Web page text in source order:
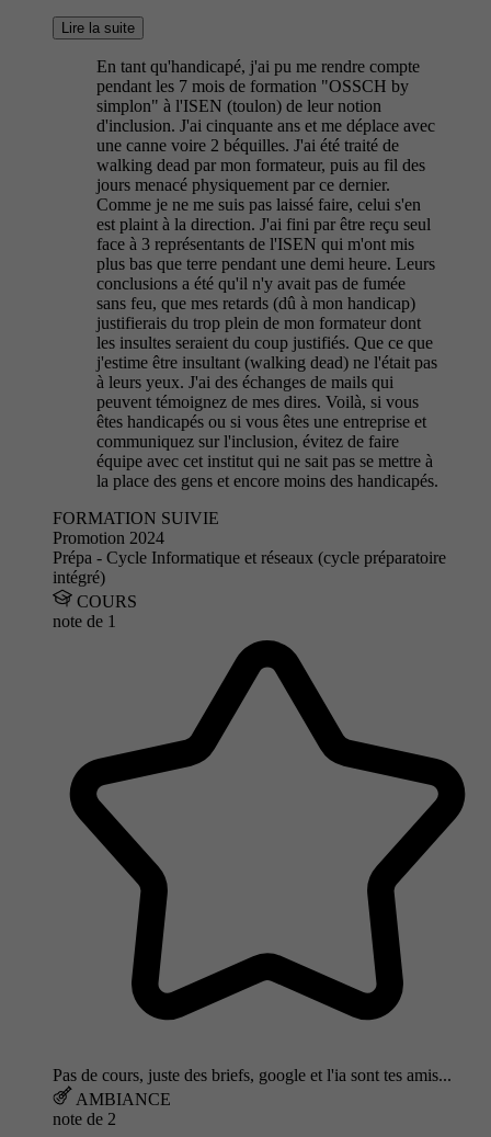
Lire la suite
En tant qu'handicapé, j'ai pu me rendre compte
pendant les 7 mois de formation "OSSCH by
simplon" à l'ISEN (toulon) de leur notion
d'inclusion. J'ai cinquante ans et me déplace avec
une canne voire 2 béquilles. J'ai été traité de
walking dead par mon formateur, puis au fil des
jours menacé physiquement par ce dernier.
Comme je ne me suis pas laissé faire, celui s'en
est plaint à la direction. J'ai fini par être reçu seul
face à 3 représentants de l'ISEN qui m'ont mis
plus bas que terre pendant une demi heure. Leurs
conclusions a été qu'il n'y avait pas de fumée
sans feu, que mes retards (dû à mon handicap)
justifierais du trop plein de mon formateur dont
les insultes seraient du coup justifiés. Que ce que
j'estime être insultant (walking dead) ne l'était pas
à leurs yeux. J'ai des échanges de mails qui
peuvent témoignez de mes dires. Voilà, si vous
êtes handicapés ou si vous êtes une entreprise et
communiquez sur l'inclusion, évitez de faire
équipe avec cet institut qui ne sait pas se mettre à
la place des gens et encore moins des handicapés.
FORMATION SUIVIE
Promotion 2024
Prépa - Cycle Informatique et réseaux (cycle préparatoire
intégré)
COURS
note de 1
Pas de cours, juste des briefs, google et l'ia sont tes amis...
AMBIANCE
note de 2